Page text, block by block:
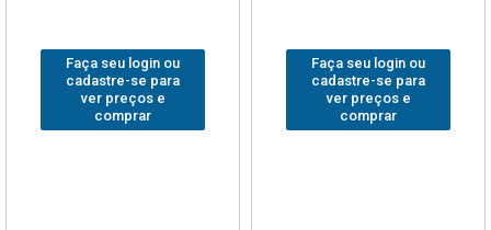
Faça seu login ou
cadastre-se para
ver preços e
comprar
Faça seu login ou
cadastre-se para
ver preços e
comprar